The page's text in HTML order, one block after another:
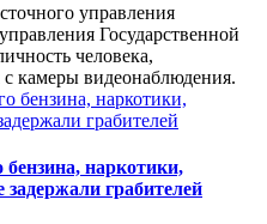
управления
Государственной
человека,
с камеры видеонаблюдения.
наркотики,
грабителей